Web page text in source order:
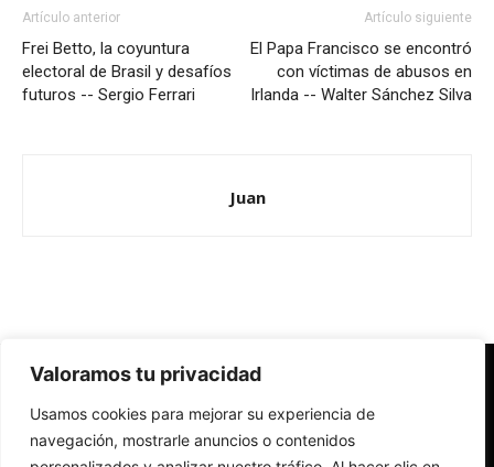
Valoramos tu privacidad
Usamos cookies para mejorar su experiencia de
navegación, mostrarle anuncios o contenidos
Artículo anterior
Frei Betto, la coyuntura
electoral de Brasil y desafíos
futuros -- Sergio Ferrari
Artículo siguiente
El Papa Francisco se encontró
con víctimas de abusos en
Irlanda -- Walter Sánchez Silva
Juan
Redes Cristianas
Una mirada alternativa sobre la Iglesia católica y la sociedad
- Colectivos de Redes Cristianas